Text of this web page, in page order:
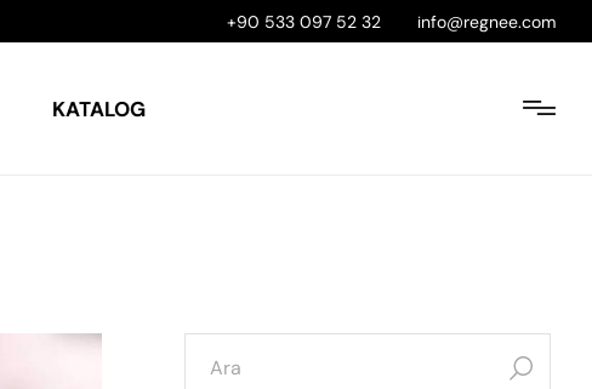
+90 533 097 52 32 info@regnee.com
KATALOG